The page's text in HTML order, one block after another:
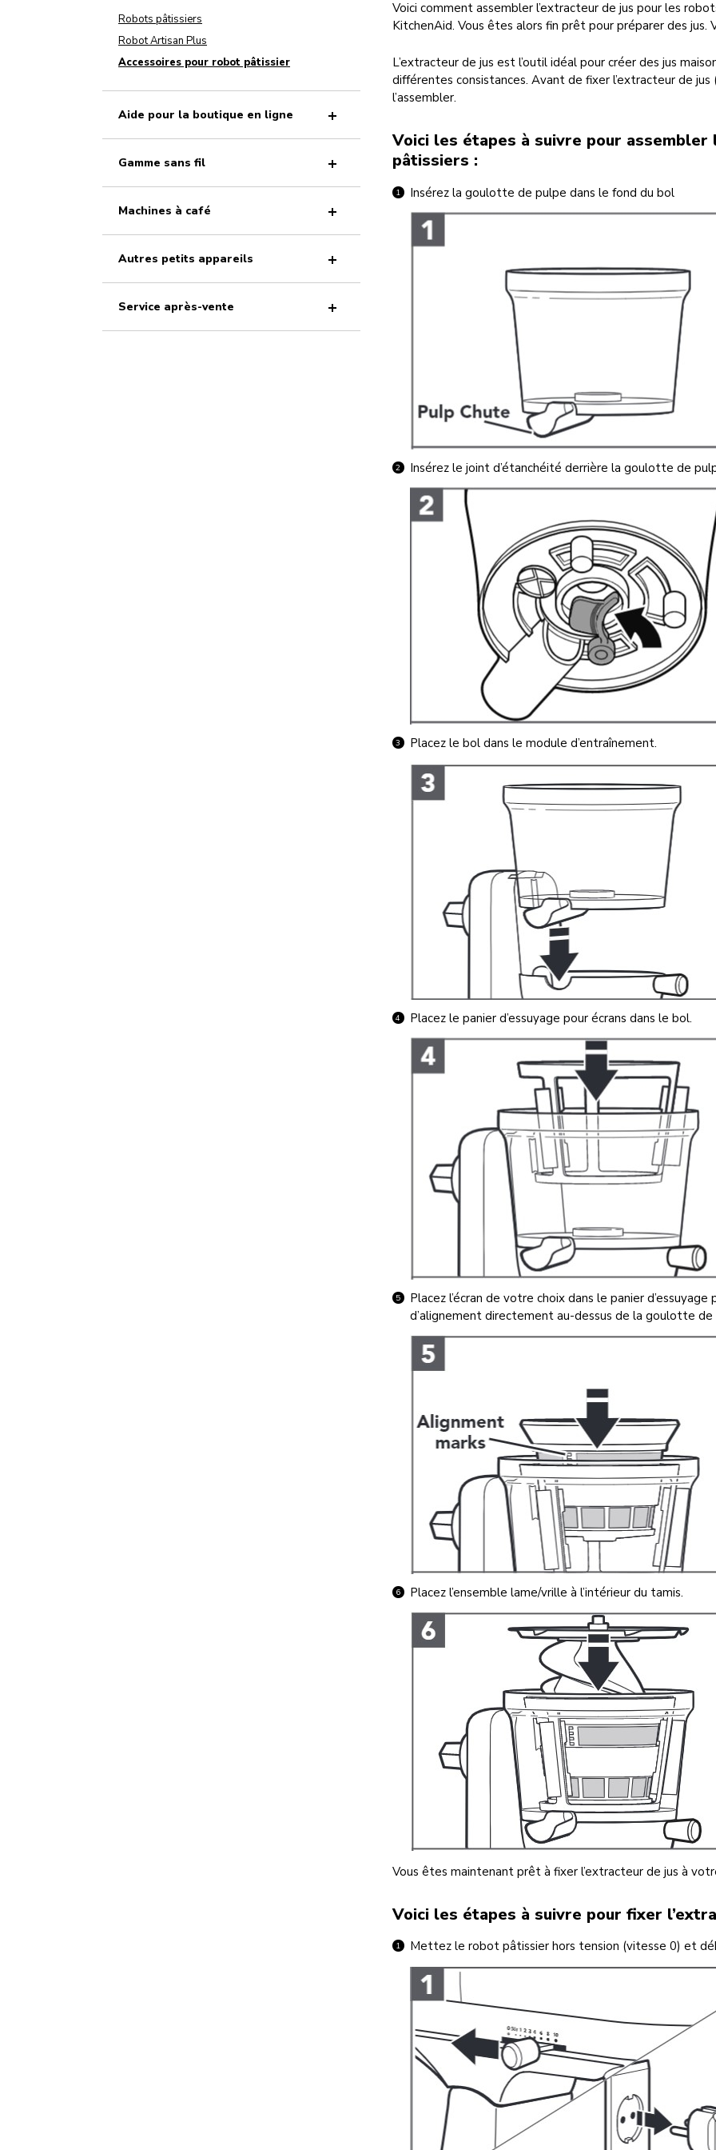
Voici comment assembler l’extracteur de jus pour les
KitchenAid. Vous êtes alors fin prêt pour préparer des jus.
L’extracteur de jus est l’outil idéal pour créer des jus
différentes consistances. Avant de fixer l’extracteur de
l’assembler.
Voici les étapes à suivre pour
pâtissiers :
Insérez la goulotte de pulpe dans le fond du bol
Insérez le joint d’étanchéité derrière la goulotte de
Placez le bol dans le module d’entraînement.
Placez le panier d’essuyage pour écrans dans le bol.
Placez l’écran de votre choix dans le panier
d’alignement directement au-dessus de la goulotte de
Placez l’ensemble lame/vrille à l’intérieur du tamis.
Vous êtes maintenant prêt à fixer l’extracteur de jus à
Voici les étapes à suivre pour fixer
Mettez le robot pâtissier hors tension (vitesse 0) et
Robots pâtissiers
Robot Artisan Plus
Accessoires pour robot pâtissier
Aide pour la boutique en ligne
Gamme sans fil
Machines à café
Autres petits appareils
Service après-vente